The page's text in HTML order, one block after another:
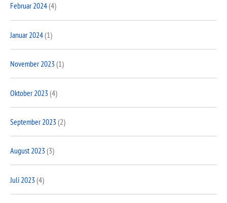
Februar 2024(4)
Januar 2024(1)
November 2023(1)
Oktober 2023(4)
September 2023(2)
August 2023(3)
Juli 2023(4)